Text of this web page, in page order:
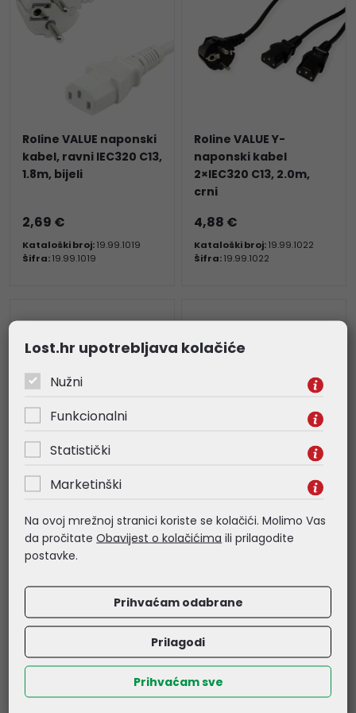
Roline VALUE naponski
kabel, ravni IEC320 C13,
1.8m, bijeli
2,69 €
Kataloški broj:19.99.1019
Šifra:19.99.1019
Roline VALUE Y-
naponski kabel
2×IEC320 C13, 2.0m,
crni
4,88 €
Kataloški broj:19.99.1022
Šifra:19.99.1022
Roline VALUE naponski
kabel PC-Monitor,
M/F, 0.5m, crni
1,77 €
Šifra:
letva sa prekidačem 3
bijela
Lost.hr upotrebljava kolačiće
Nužni
Funkcionalni
Statistički
Marketinški
Na ovoj mrežnoj stranici koriste se kolačići. Molimo Vas
da pročitateObavijest o kolačićima ili prilagodite
postavke.
Prihvaćam odabrane
Prilagodi
Prihvaćam sve